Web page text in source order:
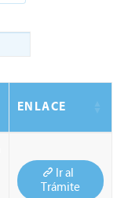
ENLACE
Ir al
Trámite